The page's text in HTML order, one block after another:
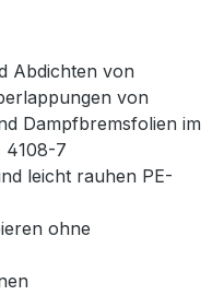
Abdichten von
von
Dampfbremsfolien im
4108-7
leicht rauhen PE-
ohne